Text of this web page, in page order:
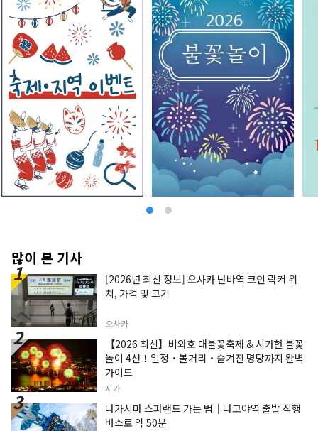
많이 본 기사
[2026년 최신 정보] 오사카 난바역 코인 락커 위
치, 가격 및 크기
오사카
【2026 최신】비와호 대불꽃축제 & 시가현 불꽃
놀이 4선！일정・볼거리・숨겨진 명당까지 완벽
가이드
시가
나가시마 스파랜드 가는 법｜나고야역 출발 직행
버스로 약 50분